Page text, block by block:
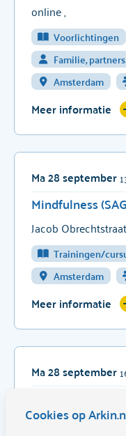
online ,
Voorlichtingen
Familie,
Amsterdam
Meer informatie
Ma 28 september
Mindfulness
Jacob
Trainingen/
Amsterdam
Meer informatie
Ma 28 september
English)
Cookies op